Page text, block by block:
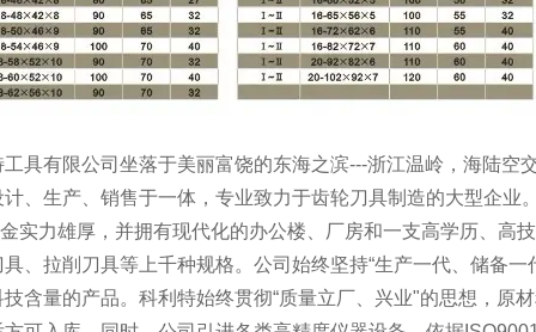
具有限公司坐落于美丽富饶的东海之滨---浙江温岭，海陆空
、生产、销售于一体，专业致力于齿轮刀具制造的大型企业
力雄厚，并拥有现代化的办公楼、厂房和一支高学历、高技
、拉削刀具等上千种规格。公司始终坚持“生产一代、储备
含量的产品。科利特始终贯彻“质量立厂、兴业"的思想，原